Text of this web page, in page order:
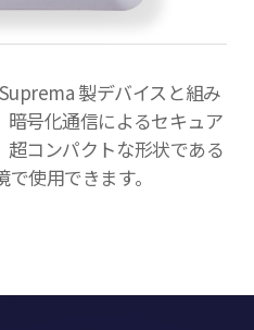
製デバイスと組み
号化通信によるセキュア
超コンパクトな形状である
使用できます。